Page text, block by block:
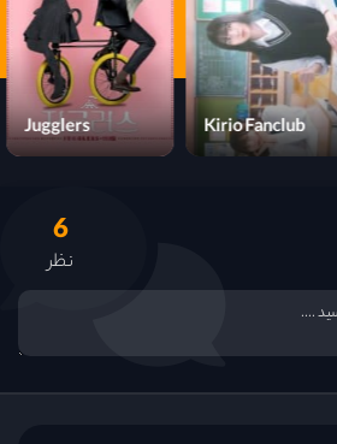
Kirio Fanclub
Jugglers
6
نظر